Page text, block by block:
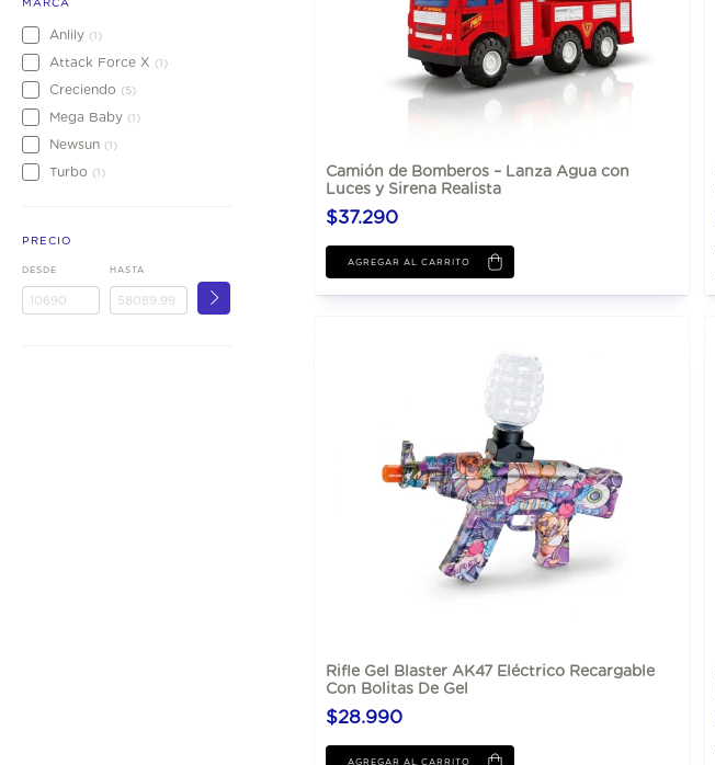
Anlily (1)
Attack Force X (1)
Creciendo (5)
Mega Baby (1)
Newsun (1)
Turbo (1)
PRECIO
DESDE HASTA
Camión de Bomberos – Lanza Agua con
Luces y Sirena Realista
$37.290
Rifle Gel Blaster AK47 Eléctrico Recargable
Con Bolitas De Gel
$28.990